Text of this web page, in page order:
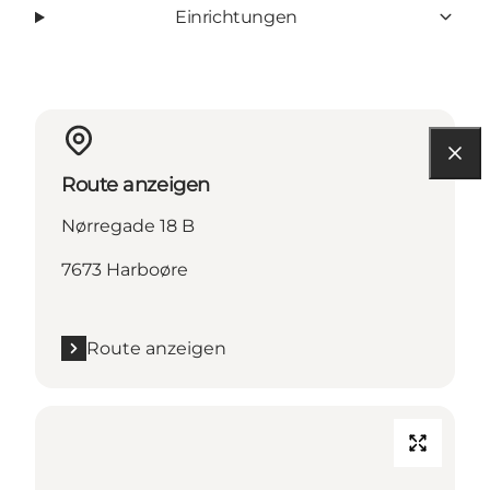
Einrichtungen
Route anzeigen
Nørregade 18 B
7673 Harboøre
Route anzeigen